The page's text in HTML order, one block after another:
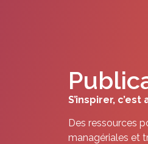
S’inspirer,
Des ressources
managériales et